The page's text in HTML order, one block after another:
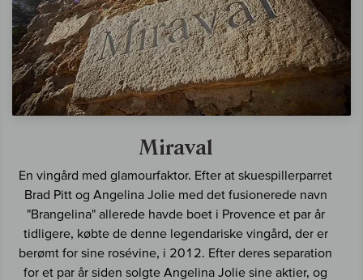
Miraval
En vingård med glamourfaktor. Efter at skuespillerparret
Brad Pitt og Angelina Jolie med det fusionerede navn
"Brangelina" allerede havde boet i Provence et par år
tidligere, købte de denne legendariske vingård, der er
berømt for sine rosévine, i 2012. Efter deres separation
for et par år siden solgte Angelina Jolie sine aktier, og